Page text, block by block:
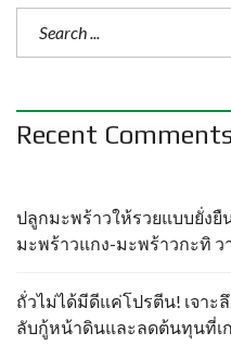
Recent
ปลูกมะพร้าวให้รวยแบบยั่งยื
มะพร้าวแกง-มะพร้าวกะทิ ว
ถั่วไม่ได้มีดีแค่โปรตีน! เจาะ
ลับกู้หน้าดินและลดต้นทุนที่เ